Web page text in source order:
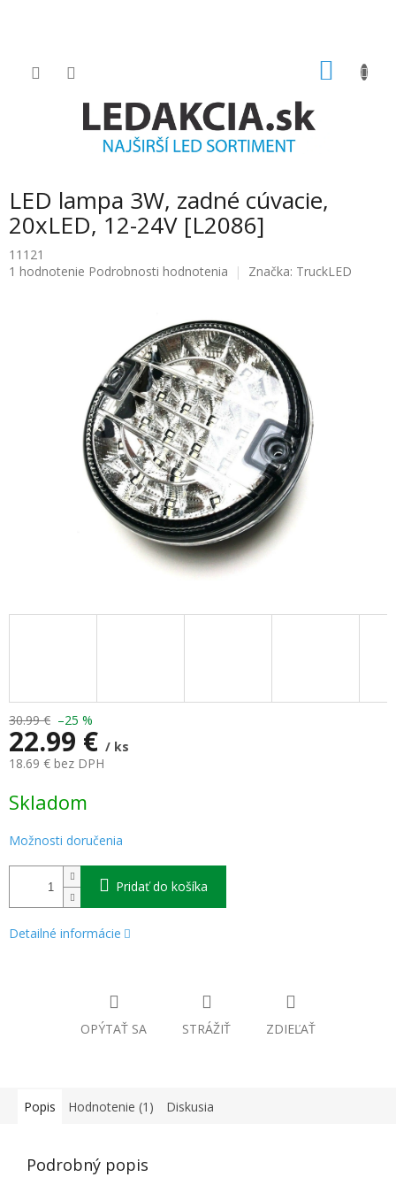
LED lampa 3W, zadné cúvacie,
20xLED, 12-24V [L2086]
11121
Priemerné
1 hodnotenie Podrobnosti hodnotenia Značka: TruckLED
30.99 € –25 %
22.99 € / ks
18.69 € bez DPH
cena:
Skladom
Možnosti doručenia
Pridať do košíka
Detailné informácie
OPÝTAŤ SA STRÁŽIŤ ZDIEĽAŤ
Popis Hodnotenie (1) Diskusia
Podrobný popis